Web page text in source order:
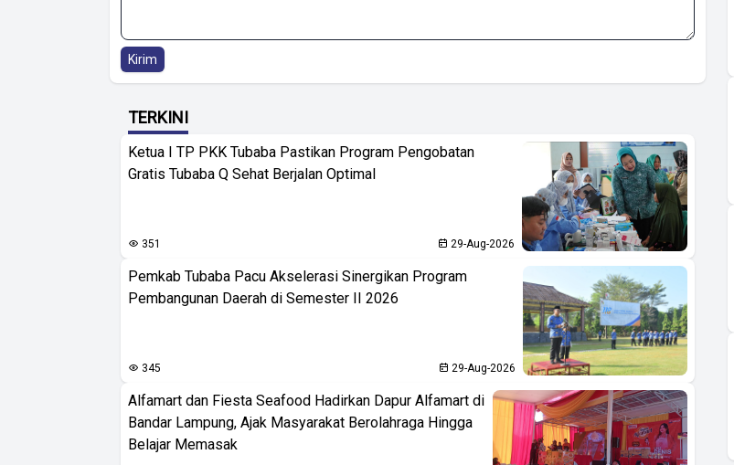
Kirim
TERKINI
Ketua I TP PKK Tubaba Pastikan Program Pengobatan
Gratis Tubaba Q Sehat Berjalan Optimal
351 29-Aug-2026
Pemkab Tubaba Pacu Akselerasi Sinergikan Program
Pembangunan Daerah di Semester II 2026
345 29-Aug-2026
Alfamart dan Fiesta Seafood Hadirkan Dapur Alfamart di
Bandar Lampung, Ajak Masyarakat Berolahraga Hingga
Belajar Memasak